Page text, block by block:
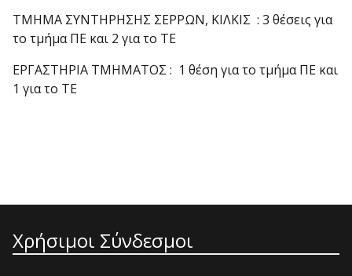
TMHMA ΣΥΝΤΗΡΗΣΗΣ ΣΕΡΡΩΝ, ΚΙΛΚΙΣ : 3 θέσεις για
το τμήμα ΠΕ και 2 για το ΤΕ
ΕΡΓΑΣΤΗΡΙΑ ΤΜΗΜΑΤΟΣ : 1 θέση για το τμήμα ΠΕ και
1 για το ΤΕ
Χρήσιμοι Σύνδεσμοι